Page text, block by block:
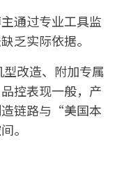
通过专业工具监
乏实际依据。
改造、附加专属
控表现一般，产
链路与“美国本
。